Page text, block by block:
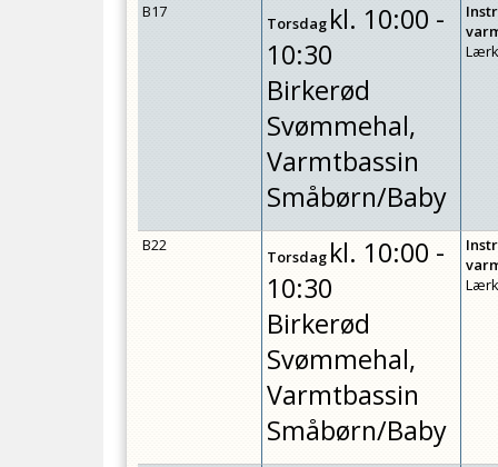
B17
Torsdagkl. 10:00 -
10:30
Birkerød
Svømmehal,
Varmtbassin
Småbørn/Baby
B22
Torsdagkl. 10:00 -
10:30
Birkerød
Svømmehal,
Varmtbassin
Småbørn/Baby